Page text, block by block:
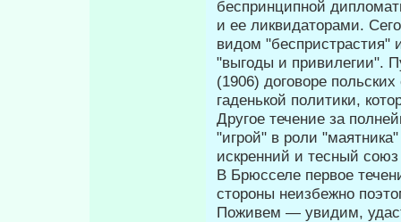
беспринцип­ной
и ее ликвидаторами.
видом "беспристрастия"
"выгоды и привилегии".
(1906) договоре
гаденькой политики,
Другое течение за
"игрой" в роли
искренний и тесный
В Брюсселе первое
сторо­ны неизбежно
Поживем — увидим,